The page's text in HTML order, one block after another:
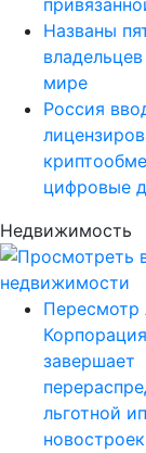
Названы
мире
Россия
цифровые
Недвижимость
Пересмотр
завершает
льготной
новостроек